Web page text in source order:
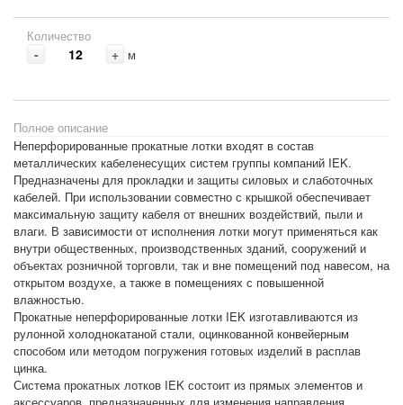
Количество
- + м
Полное описание
Неперфорированные прокатные лотки входят в состав
металлических кабеленесущих систем группы компаний IEK.
Предназначены для прокладки и защиты силовых и слаботочных
кабелей. При использовании совместно с крышкой обеспечивает
максимальную защиту кабеля от внешних воздействий, пыли и
влаги. В зависимости от исполнения лотки могут применяться как
внутри общественных, производственных зданий, сооружений и
объектах розничной торговли, так и вне помещений под навесом, на
открытом воздухе, а также в помещениях с повышенной
влажностью.
Прокатные неперфорированные лотки IEK изготавливаются из
рулонной холоднокатаной стали, оцинкованной конвейерным
способом или методом погружения готовых изделий в расплав
цинка.
Система прокатных лотков IEK состоит из прямых элементов и